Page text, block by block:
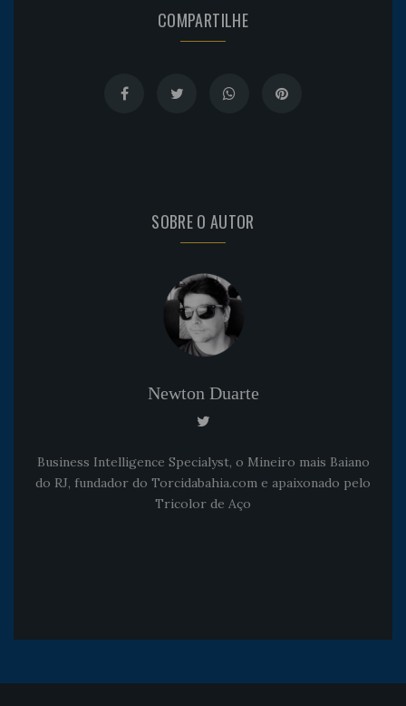
COMPARTILHE
SOBRE O AUTOR
Newton Duarte
Business Intelligence Specialyst, o Mineiro mais Baiano
do RJ, fundador do Torcidabahia.com e apaixonado pelo
Tricolor de Aço